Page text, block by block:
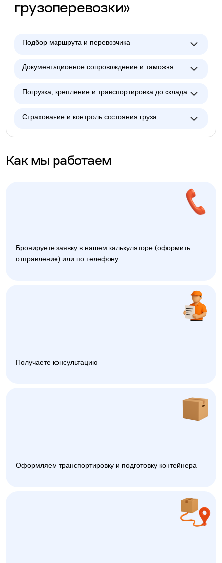
грузоперевозки»
Подбор маршрута и перевозчика
Документационное сопровождение и таможня
Погрузка, крепление и транспортировка до склада
Страхование и контроль состояния груза
Как мы работаем
Бронируете заявку в нашем калькуляторе (оформить
отправление) или по телефону
Получаете консультацию
Оформляем транспортировку и подготовку контейнера